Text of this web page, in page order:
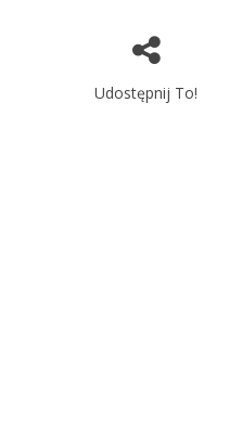
Udostępnij To!